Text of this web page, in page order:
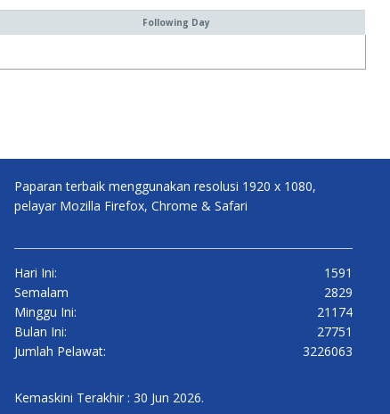
Following Day
Paparan terbaik menggunakan resolusi 1920 x 1080,
pelayar Mozilla Firefox, Chrome & Safari
Hari Ini:
1591
Semalam
2829
Minggu Ini:
21174
Bulan Ini:
27751
Jumlah Pelawat:
3226063
Kemaskini Terakhir : 30 Jun 2026.